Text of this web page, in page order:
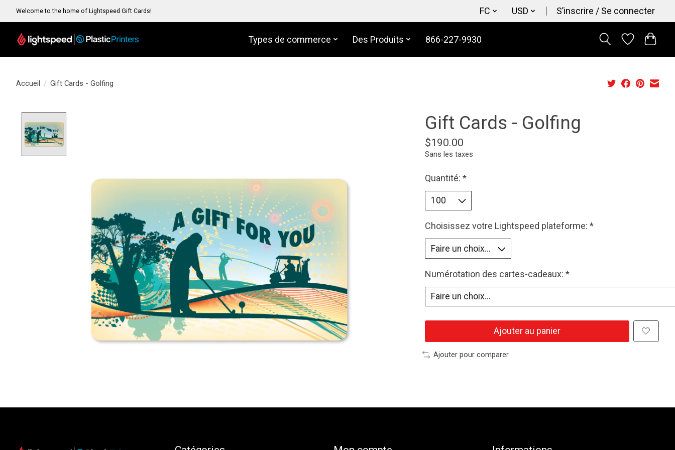
Welcome to the home of Lightspeed Gift Cards! FC USD S’inscrire / Se connecter
Types de commerce Des Produits 866-227-9930
Accueil / Gift Cards - Golfing
Gift Cards - Golfing
$190.00
Sans les taxes
Quantité: *
Choisissez votre Lightspeed plateforme: *
Numérotation des cartes-cadeaux: *
Ajouter au panier
Ajouter pour comparer